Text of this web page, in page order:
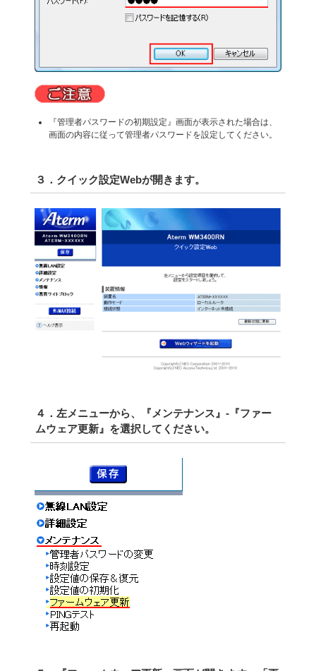
『管理者パスワードの初期設定』画面が表示された場合は、
画面の内容に従って管理者パスワードを設定してください。
３．クイック設定Webが開きます。
４．左メニューから、『メンテナンス』-『ファー
ムウェア更新』を選択してください。